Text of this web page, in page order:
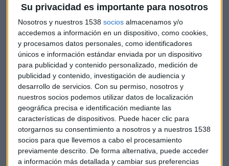
Su privacidad es importante para nosotros
Nosotros y nuestros 1538 socios almacenamos y/o
accedemos a información en un dispositivo, como cookies,
y procesamos datos personales, como identificadores
únicos e información estándar enviada por un dispositivo
para publicidad y contenido personalizado, medición de
publicidad y contenido, investigación de audiencia y
desarrollo de servicios. Con su permiso, nosotros y
nuestros socios podemos utilizar datos de localización
geográfica precisa e identificación mediante las
características de dispositivos. Puede hacer clic para
otorgarnos su consentimiento a nosotros y a nuestros 1538
socios para que llevemos a cabo el procesamiento
previamente descrito. De forma alternativa, puede acceder
a información más detallada y cambiar sus preferencias
El potencial del Nasdaq y el Rally de
Navidad
En el caso del Nasdaq, el índice ha conseguido romper al
alza un rango lateral que venía manteniendo. Las
perspectivas apuntan hacia los 24.000 puntos, aunque el
analista considera que los 22.300 puntos "pueden ser una
zona interesante para tomar posiciones, descansar o
afrontar precisamente el Rally de Navidad".